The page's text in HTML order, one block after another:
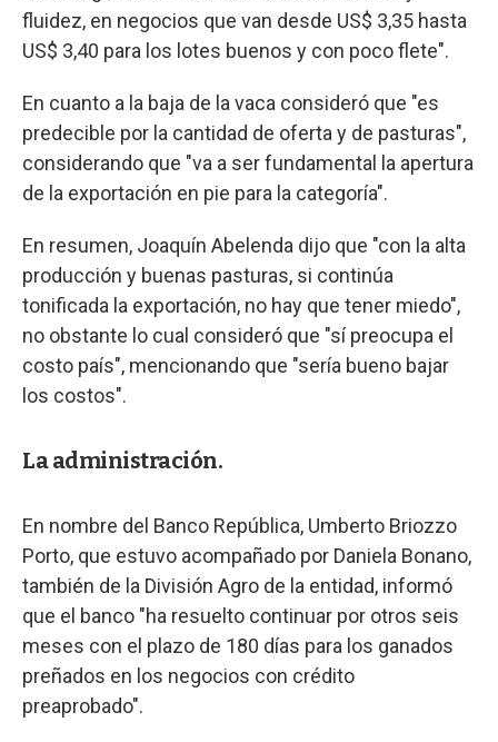
fluidez, en negocios que van desde US$ 3,35 hasta
US$ 3,40 para los lotes buenos y con poco flete".
En cuanto a la baja de la vaca consideró que "es
predecible por la cantidad de oferta y de pasturas",
considerando que "va a ser fundamental la apertura
de la exportación en pie para la categoría".
En resumen, Joaquín Abelenda dijo que "con la alta
producción y buenas pasturas, si continúa
tonificada la exportación, no hay que tener miedo",
no obstante lo cual consideró que "sí preocupa el
costo país", mencionando que "sería bueno bajar
los costos".
La administración.
En nombre del Banco República, Umberto Briozzo
Porto, que estuvo acompañado por Daniela Bonano,
también de la División Agro de la entidad, informó
que el banco "ha resuelto continuar por otros seis
meses con el plazo de 180 días para los ganados
preñados en los negocios con crédito
preaprobado".